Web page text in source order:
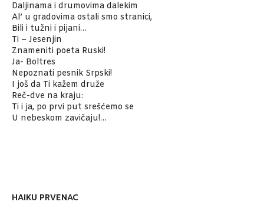
Daljinama i drumovima dalekim
Al’ u gradovima ostali smo stranici,
Bili i tužni i pijani…
Ti – Jesenjin
Znameniti poeta Ruski!
Ja- Boltres
Nepoznati pesnik Srpski!
I još da Ti kažem druže
Reč-dve na kraju:
Ti i ja, po prvi put srešćemo se
U nebeskom zavičaju!…
HAIKU PRVENAC